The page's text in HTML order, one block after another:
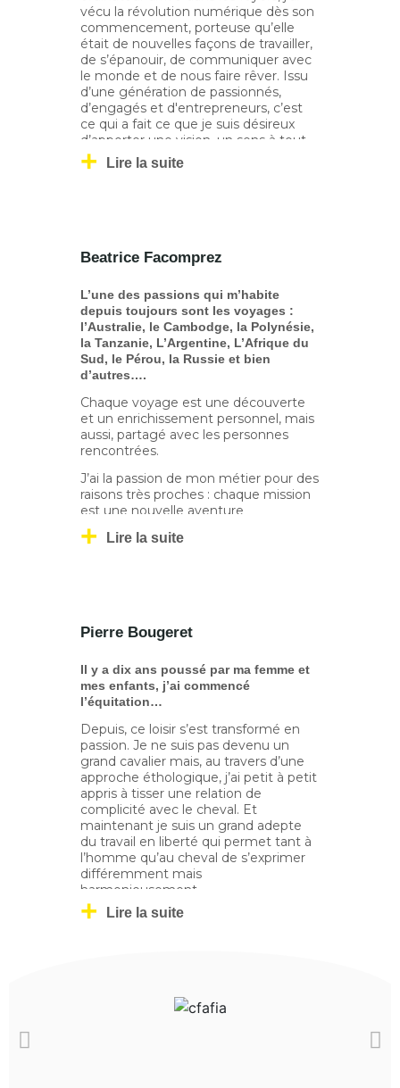
vécu la révolution numérique dès son
commencement, porteuse qu’elle
était de nouvelles façons de travailler,
de s’épanouir, de communiquer avec
le monde et de nous faire rêver. Issu
d’une génération de passionnés,
d’engagés et d'entrepreneurs, c’est
ce qui a fait ce que je suis désireux
d’apporter une vision, un sens à tout
ceci, pour que cela soit un progrès
humain.
domaine de l’optimisation de la
Supply Chain. Après sa revente en
Raffinage Marketing pour y
développer le service informatique de
la logistique. Désireux d’évoluer vers le
management d’équipe, j'intègre un
cabinet de conseil où je me forme aux
techniques Lean Six Sigma. Certifié
créer Think Yellow, convaincu que la
performance durable passe par le
plaisir à réaliser ensemble, en équipe.
Je m’engage à transmettre ce plaisir
aux équipes de mes clients.
Lire la suite
Beatrice Facomprez
L’une des passions qui m’habite
depuis toujours sont les voyages :
l’Australie, le Cambodge, la Polynésie,
la Tanzanie, L’Argentine, L’Afrique du
Sud, le Pérou, la Russie et bien
d’autres….
Chaque voyage est une découverte
et un enrichissement personnel, mais
aussi, partagé avec les personnes
rencontrées.
J’ai la passion de mon métier pour des
raisons très proches : chaque mission
est une nouvelle aventure
passionnante, un voyage qui permet
de découvrir un nouvel
qualité et diplômée d’un Master en
humaines, je passe 15 années chez B
Braun Médical sur des postes de
management opérationnel. Je rejoins
organisation et me forme aux
techniques du Lean Six Sigma. Une
expérience solide de plus de 10 ans en
pilotage de programmes et de projets
de transformations opérationnelles et
managériales ainsi qu'en animation et
coaching d’équipe me conduit aux
certifications de Master Black Belt et
coach. Je m’associe en 2016 pour
créer Think Yellow, un cabinet de
consultants expérimentés qui
accompagne les entreprises dans
leurs projets de transformation.
Lire la suite
Pierre Bougeret
Il y a dix ans poussé par ma femme et
mes enfants, j’ai commencé
l’équitation…
Depuis, ce loisir s’est transformé en
passion. Je ne suis pas devenu un
grand cavalier mais, au travers d’une
approche éthologique, j’ai petit à petit
appris à tisser une relation de
complicité avec le cheval. Et
maintenant je suis un grand adepte
du travail en liberté qui permet tant à
l’homme qu’au cheval de s’exprimer
différemment mais
harmonieusement.
Cette passion m’a permis de
rythme de chacun, apprendre et se
remettre en question, responsabiliser.
Lire la suite